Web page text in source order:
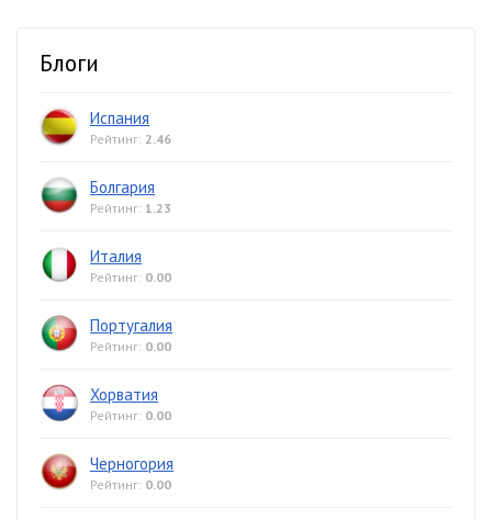
Блоги
Испания
Рейтинг: 2.46
Болгария
Рейтинг: 1.23
Италия
Рейтинг: 0.00
Португалия
Рейтинг: 0.00
Хорватия
Рейтинг: 0.00
Черногория
Рейтинг: 0.00